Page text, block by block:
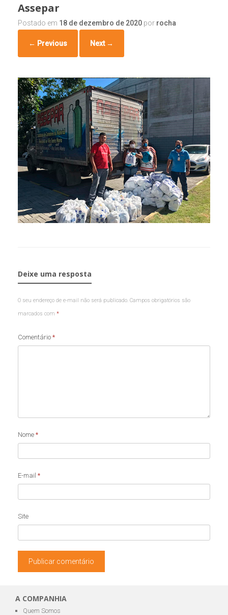
Assepar
Postado em 18 de dezembro de 2020 por rocha
← Previous Next →
Deixe uma resposta
O seu endereço de e-mail não será publicado. Campos obrigatórios são
marcados com *
Comentário *
Nome *
E-mail *
Site
A COMPANHIA
Quem Somos